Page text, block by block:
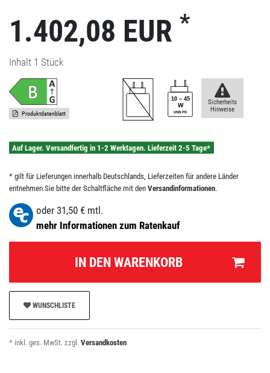
1.402,08 EUR *
Inhalt 1 Stück
Produktdatenblatt
Sicherheits
Hinweise
Auf Lager. Versandfertig in 1-2 Werktagen. Lieferzeit 2-5 Tage*
* gilt für Lieferungen innerhalb Deutschlands, Lieferzeiten für andere Länder
entnehmen Sie bitte der Schaltfläche mit den Versandinformationen.
oder 31,50 € mtl.
mehr Informationen zum Ratenkauf
IN DEN WARENKORB
WUNSCHLISTE
* inkl. ges. MwSt. zzgl. Versandkosten